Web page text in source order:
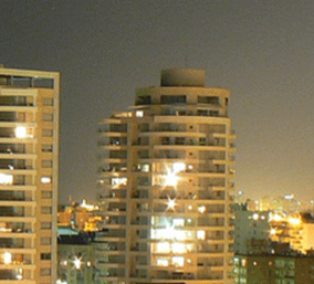
NVIDIA DGX Station 提高其在深度學
大會十萬美元Inception 獎項冠軍獎
Station 讚不絕口，這款裝置將他們的
，光是節省下來的費用，在兩